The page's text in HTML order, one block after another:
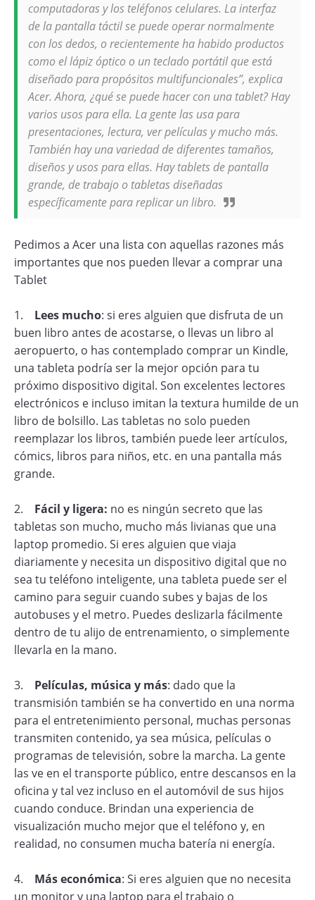
computadoras y los teléfonos celulares. La interfaz
de la pantalla táctil se puede operar normalmente
con los dedos, o recientemente ha habido productos
como el lápiz óptico o un teclado portátil que está
diseñado para propósitos multifuncionales”, explica
Acer. Ahora, ¿qué se puede hacer con una tablet? Hay
varios usos para ella. La gente las usa para
presentaciones, lectura, ver películas y mucho más.
También hay una variedad de diferentes tamaños,
diseños y usos para ellas. Hay tablets de pantalla
grande, de trabajo o tabletas diseñadas
específicamente para replicar un libro.
Pedimos a Acer una lista con aquellas razones más
importantes que nos pueden llevar a comprar una
Tablet
1. Lees mucho: si eres alguien que disfruta de un
buen libro antes de acostarse, o llevas un libro al
aeropuerto, o has contemplado comprar un Kindle,
una tableta podría ser la mejor opción para tu
próximo dispositivo digital. Son excelentes lectores
electrónicos e incluso imitan la textura humilde de un
libro de bolsillo. Las tabletas no solo pueden
reemplazar los libros, también puede leer artículos,
cómics, libros para niños, etc. en una pantalla más
grande.
2. Fácil y ligera: no es ningún secreto que las
tabletas son mucho, mucho más livianas que una
laptop promedio. Si eres alguien que viaja
diariamente y necesita un dispositivo digital que no
sea tu teléfono inteligente, una tableta puede ser el
camino para seguir cuando subes y bajas de los
autobuses y el metro. Puedes deslizarla fácilmente
dentro de tu alijo de entrenamiento, o simplemente
llevarla en la mano.
3. Películas, música y más: dado que la
transmisión también se ha convertido en una norma
para el entretenimiento personal, muchas personas
transmiten contenido, ya sea música, películas o
programas de televisión, sobre la marcha. La gente
las ve en el transporte público, entre descansos en la
oficina y tal vez incluso en el automóvil de sus hijos
cuando conduce. Brindan una experiencia de
visualización mucho mejor que el teléfono y, en
realidad, no consumen mucha batería ni energía.
4. Más económica: Si eres alguien que no necesita
un monitor y una laptop para el trabajo o